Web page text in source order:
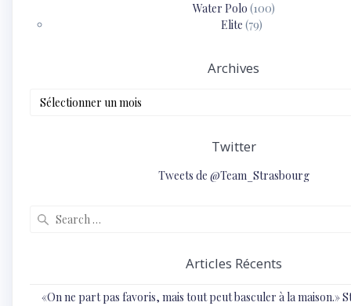
Water Polo (100)
Elite (79)
Archives
Twitter
Tweets de @Team_Strasbourg
Articles Récents
«On ne part pas favoris, mais tout peut basculer à la maison.»